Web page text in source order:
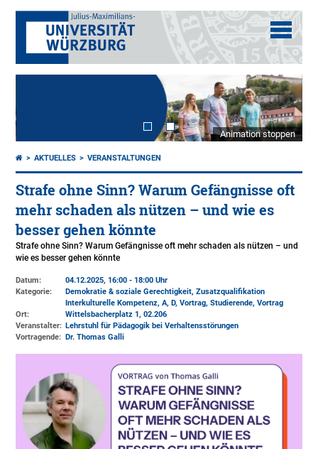
Animation stoppen
AKTUELLES VERANSTALTUNGEN
Strafe ohne Sinn? Warum Gefängnisse oft
mehr schaden als nützen – und wie es
besser gehen könnte
Strafe ohne Sinn? Warum Gefängnisse oft mehr schaden als nützen – und
wie es besser gehen könnte
Datum:
04.12.2025, 16:00 - 18:00 Uhr
Kategorie:
Demokratie & soziale Gerechtigkeit, Zusatzqualifikation
Interkulturelle Kompetenz, A, D, Vortrag, Studierende, Vortrag
Ort:
Wittelsbacherplatz 1, 02.206
Veranstalter: Lehrstuhl für Pädagogik bei Verhaltensstörungen
Vortragende:
Dr. Thomas Galli